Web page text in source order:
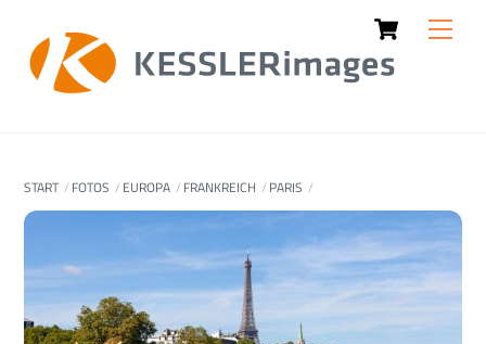
content
Cart
START FOTOS EUROPA FRANKREICH PARIS